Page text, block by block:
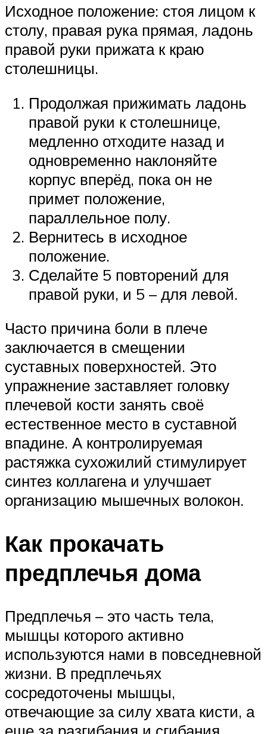
Исходное положение: стоя лицом к
столу, правая рука прямая, ладонь
правой руки прижата к краю
столешницы.
Продолжая прижимать ладонь
правой руки к столешнице,
медленно отходите назад и
одновременно наклоняйте
корпус вперёд, пока он не
примет положение,
параллельное полу.
Вернитесь в исходное
положение.
Сделайте 5 повторений для
правой руки, и 5 – для левой.
Часто причина боли в плече
заключается в смещении
суставных поверхностей. Это
упражнение заставляет головку
плечевой кости занять своё
естественное место в суставной
впадине. А контролируемая
растяжка сухожилий стимулирует
синтез коллагена и улучшает
организацию мышечных волокон.
Как прокачать
предплечья дома
Предплечья – это часть тела,
мышцы которого активно
используются нами в повседневной
жизни. В предплечьях
сосредоточены мышцы,
отвечающие за силу хвата кисти, а